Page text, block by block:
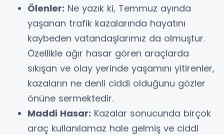
Ölenler: Ne yazık ki, Temmuz ayında
yaşanan trafik kazalarında hayatını
kaybeden vatandaşlarımız da olmuştur.
Özellikle ağır hasar gören araçlarda
sıkışan ve olay yerinde yaşamını yitirenler,
kazaların ne denli ciddi olduğunu gözler
önüne sermektedir.
Maddi Hasar: Kazalar sonucunda birçok
araç kullanılamaz hale gelmiş ve ciddi